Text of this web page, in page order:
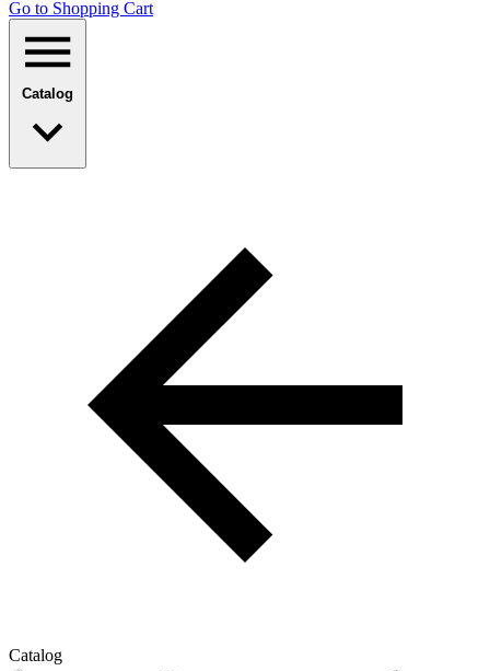
Go to Shopping Сart
Catalog
Catalog